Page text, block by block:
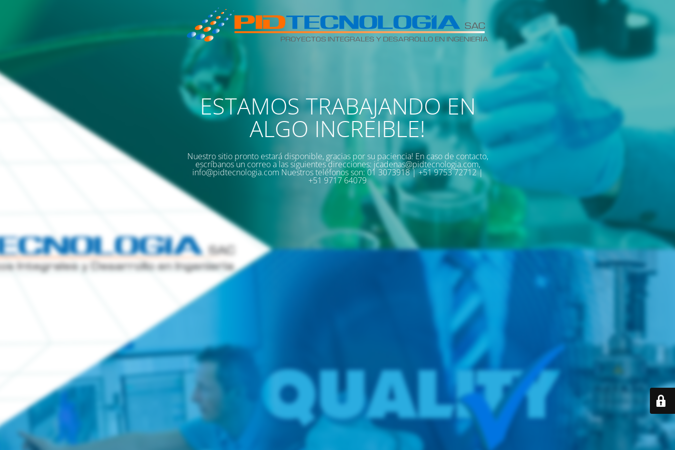
ESTAMOS TRABAJANDO EN
ALGO INCREIBLE!
Nuestro sitio pronto estará disponible, gracias por su paciencia! En caso de contacto,
escríbanos un correo a las siguientes direcciones: jcadenas@pidtecnologia.com,
info@pidtecnologia.com Nuestros teléfonos son: 01 3073918 | +51 9753 72712 |
+51 9717 64079